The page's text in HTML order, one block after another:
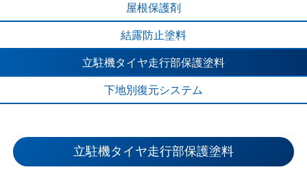
屋根保護剤
結露防止塗料
立駐機タイヤ走行部保護塗料
下地別 復元システム
クリアーコーティング材
屋根保護材
結露防止塗料
立駐機タイヤ走行部保護塗料
下地別復元システム